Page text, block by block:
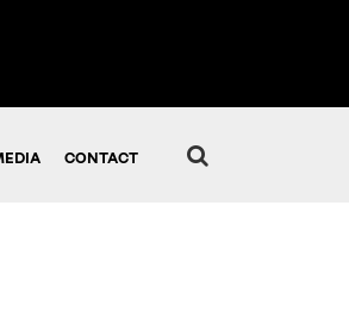
CONTACT